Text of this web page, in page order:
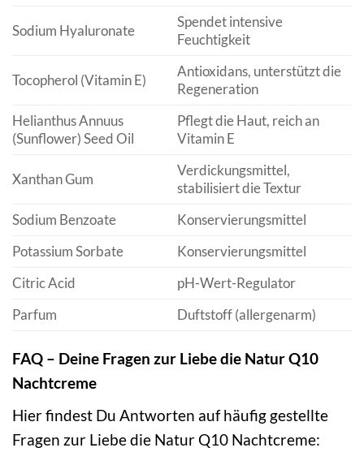
Sodium Hyaluronate
Spendet intensive
Feuchtigkeit
Tocopherol (Vitamin E)
Antioxidans, unterstützt die
Regeneration
Helianthus Annuus
(Sunflower) Seed Oil
Pflegt die Haut, reich an
Vitamin E
Xanthan Gum
Verdickungsmittel,
stabilisiert die Textur
Sodium Benzoate
Konservierungsmittel
Potassium Sorbate
Konservierungsmittel
Citric Acid
pH-Wert-Regulator
Parfum
Duftstoff (allergenarm)
FAQ – Deine Fragen zur Liebe die Natur Q10
Nachtcreme
Hier findest Du Antworten auf häufig gestellte
Fragen zur Liebe die Natur Q10 Nachtcreme: